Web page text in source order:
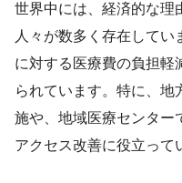
世界中には、経済的な理
人々が数多く存在して
に対する医療費の負担軽
られています。特に、地
施や、地域医療センター
アクセス改善に役立って